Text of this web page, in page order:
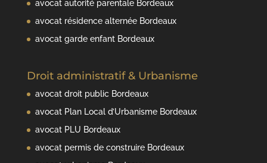
avocat autorité parentale Bordeaux
avocat résidence alternée Bordeaux
avocat garde enfant Bordeaux
Droit administratif & Urbanisme
avocat droit public Bordeaux
avocat Plan Local d’Urbanisme Bordeaux
avocat PLU Bordeaux
avocat permis de construire Bordeaux